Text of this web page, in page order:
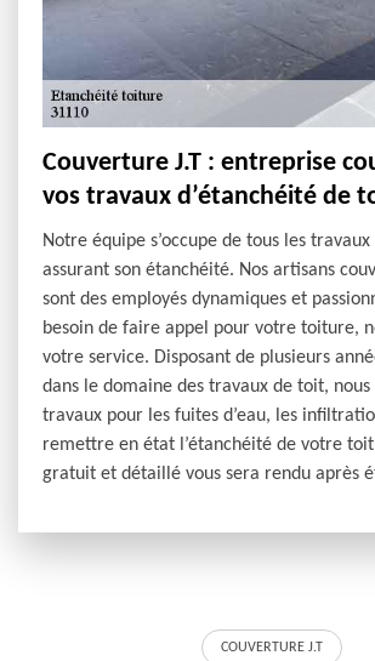
Couverture J.T : entreprise
vos travaux d’étanchéité de
Notre équipe s’occupe de tous les
assurant son étanchéité. Nos artisans
sont des employés dynamiques et
besoin de faire appel pour votre toiture,
votre service. Disposant de plusieurs
dans le domaine des travaux de toit, nous
travaux pour les fuites d’eau, les
remettre en état l’étanchéité de votre
gratuit et détaillé vous sera rendu après
COUVERTURE J.T